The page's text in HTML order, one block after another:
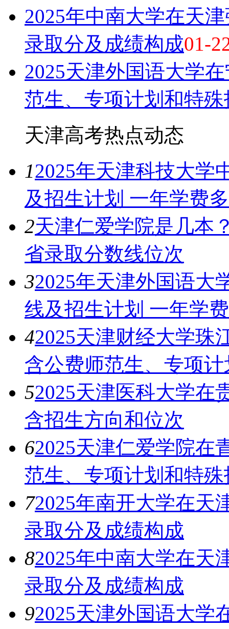
2025年中南大学在天
录取分及成绩构成01-
2025天津外国语大学
范生、专项计划和特殊
天津高考热点动态
12025年天津科技大学
及招生计划 一年学费
2天津仁爱学院是几本
省录取分数线位次
32025年天津外国语大
线及招生计划 一年学
42025天津财经大学珠
含公费师范生、专项
52025天津医科大学在
含招生方向和位次
62025天津仁爱学院在
范生、专项计划和特殊
72025年南开大学在天
录取分及成绩构成
82025年中南大学在天
录取分及成绩构成
92025天津外国语大学